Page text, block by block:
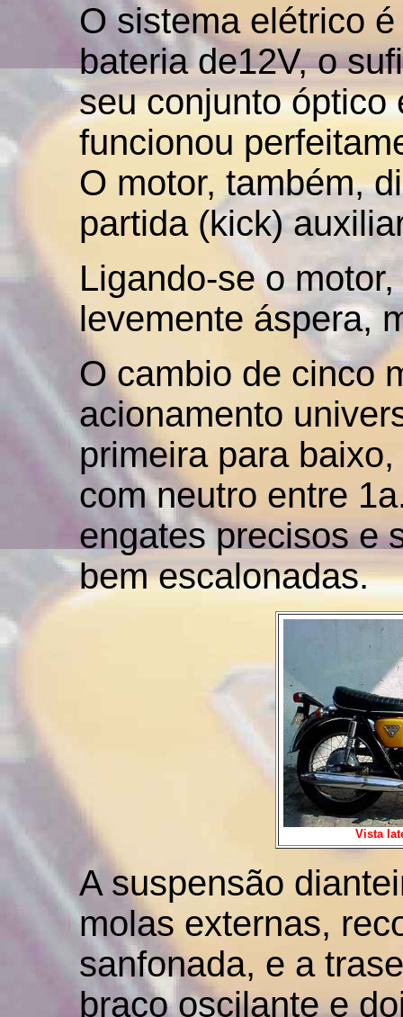
O sistema elétrico
bateria de12V, o
seu conjunto óptico
funcionou
O motor, também,
partida (kick)
Ligando-se o
levemente áspera,
O cambio de cinco
acionamento
primeira para
com neutro entre
engates precisos e
bem escalonadas.
Vista
A suspensão
molas externas,
sanfonada, e a
braço oscilante e